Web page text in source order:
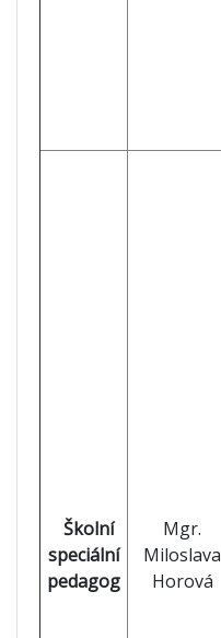
Školní
speciální
pedagog
Mgr.
Miloslava
Horová